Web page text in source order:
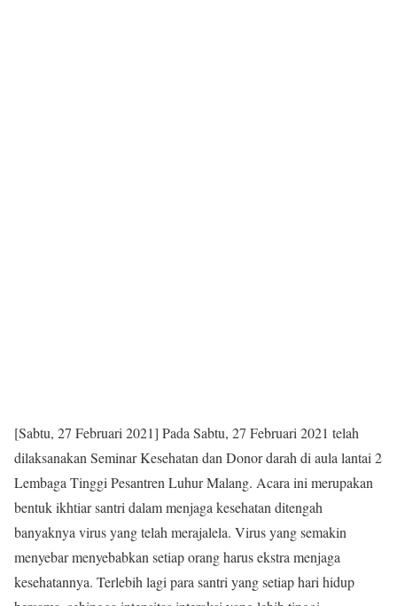
[Sabtu, 27 Februari 2021] Pada Sabtu, 27 Februari 2021 telah
dilaksanakan Seminar Kesehatan dan Donor darah di aula lantai 2
Lembaga Tinggi Pesantren Luhur Malang. Acara ini merupakan
bentuk ikhtiar santri dalam menjaga kesehatan ditengah
banyaknya virus yang telah merajalela. Virus yang semakin
menyebar menyebabkan setiap orang harus ekstra menjaga
kesehatannya. Terlebih lagi para santri yang setiap hari hidup